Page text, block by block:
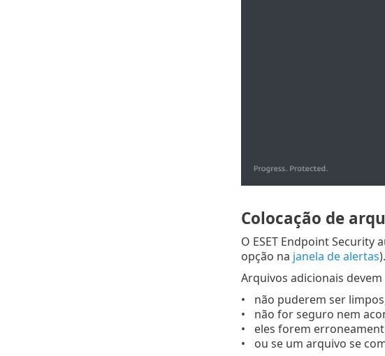
Colocação de
O ESET Endpoint
opção na janela de alertas).
Arquivos adicionais
não puderem ser
não for seguro nem
eles forem
ou se um arquivo se